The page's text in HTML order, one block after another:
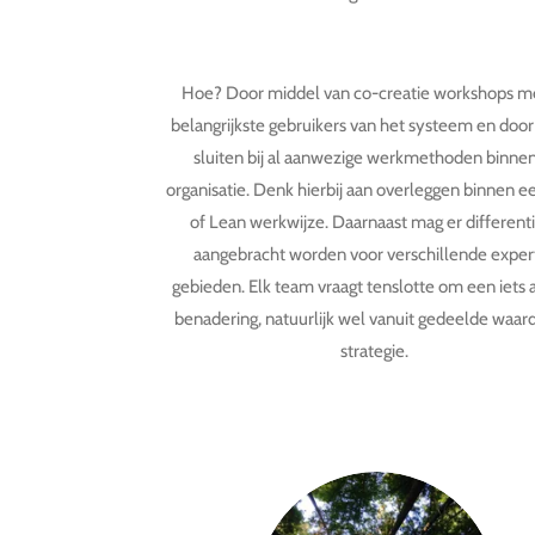
Hoe? Door middel van co-creatie workshops
belangrijkste gebruikers van het systeem en
sluiten bij al aanwezige werkmethoden
organisatie. Denk hierbij aan overleggen binnen
of Lean werkwijze. Daarnaast mag er
aangebracht worden voor verschillende
gebieden. Elk team vraagt tenslotte om een iets
benadering, natuurlijk wel vanuit gedeelde
strategie.